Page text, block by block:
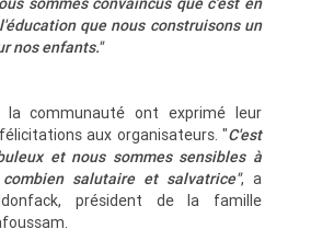
que nous construisons un
nos enfants."
la communauté ont exprimé leur
aux organisateurs. "C'est
et nous sommes sensibles à
salutaire et salvatrice", a
président de la famille